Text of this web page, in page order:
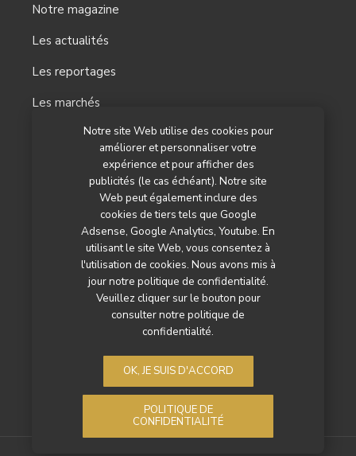
Notre site Web utilise des cookies pour
améliorer et personnaliser votre
expérience et pour afficher des
publicités (le cas échéant). Notre site
Web peut également inclure des
cookies de tiers tels que Google
Adsense, Google Analytics, Youtube. En
utilisant le site Web, vous consentez à
l'utilisation de cookies. Nous avons mis à
jour notre politique de confidentialité.
Veuillez cliquer sur le bouton pour
consulter notre politique de
confidentialité.
OK, JE SUIS D'ACCORD
POLITIQUE DE
CONFIDENTIALITÉ
Notre magazine
Les actualités
Les reportages
Les marchés
Nos autres titres
Qui sommes-nous ?
Contactez-nous
Mentions légales
Politique de confidentialité